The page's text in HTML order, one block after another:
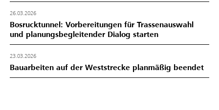
26.03.2026
Bosrucktunnel: Vorbereitungen für Trassenauswahl
und planungsbegleitender Dialog starten
23.03.2026
Bauarbeiten auf der Weststrecke planmäßig beendet